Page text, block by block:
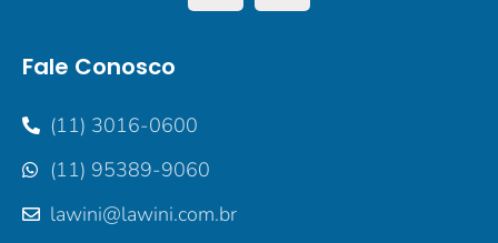
Fale Conosco
(11) 3016-0600
(11) 95389-9060
lawini@lawini.com.br